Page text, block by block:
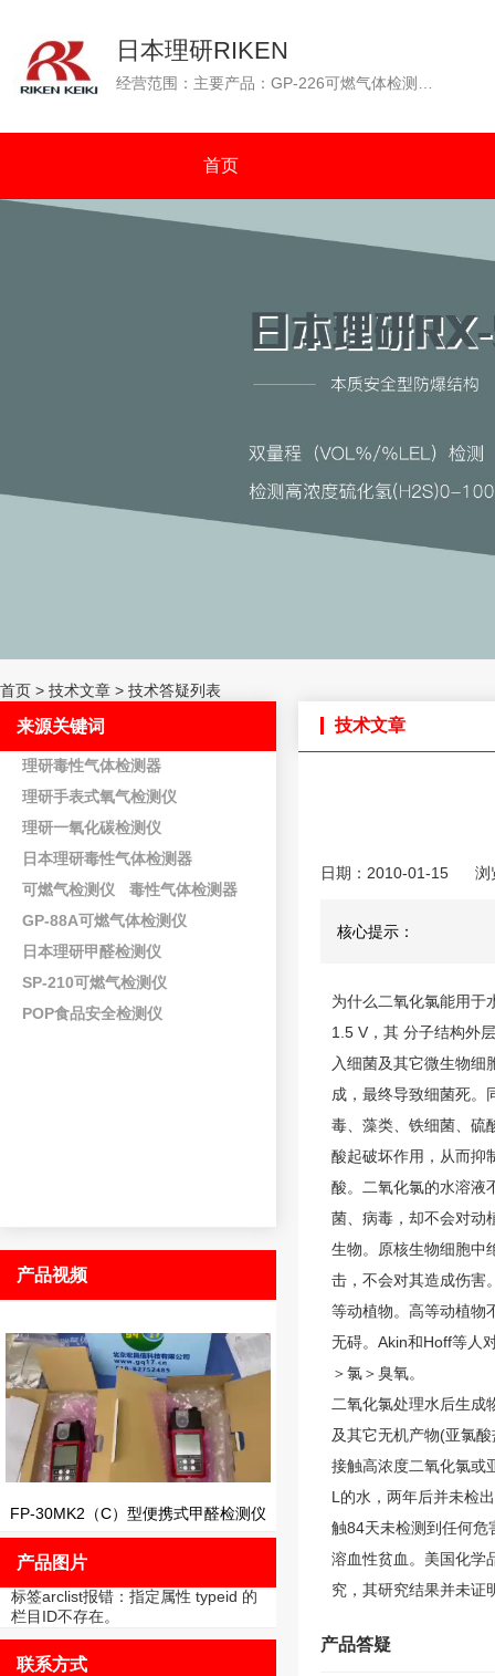
日本理研RIKEN
首页
首页 > 技术文章 > 技术答疑列表
来源关键词
理研毒性气体检测器
理研手表式氧气检测仪
理研一氧化碳检测仪
日本理研毒性气体检测器
可燃气检测仪
毒性气体检测器
GP-88A可燃气体检测仪
日本理研甲醛检测仪
SP-210可燃气检测仪
POP食品安全检测仪
产品视频
FP-30MK2（C）型便携式甲醛检测仪
产品图片
标签arclist报错：指定属性 typeid 的
栏目ID不存在。
联系方式
技术文章
日期：2010-01-15 浏
核心提示：
为什么二氧化氯能用于
1.5 V，其 分子结构外
入细菌及其它微生物细
成，最终导致细菌死。
毒、藻类、铁细菌、硫
酸起破坏作用，从而抑
酸。二氧化氯的水溶液
菌、病毒，却不会对动
生物。原核生物细胞中
击，不会对其造成伤害
等动植物。高等动植物
无碍。Akin和Hoff等人
＞氯＞臭氧。
二氧化氯处理水后生成
及其它无机产物(亚氯
接触高浓度二氧化氯或
L的水，两年后并未检
触84天未检测到任何危
溶血性贫血。美国化学
究，其研究结果并未证
产品答疑